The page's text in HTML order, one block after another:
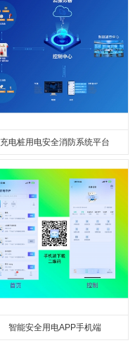
充电桩用电安全消防系统平台
智能安全用电APP手机端